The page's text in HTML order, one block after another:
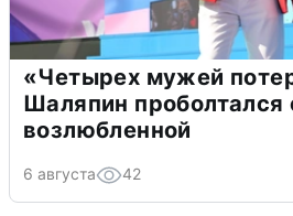
«Четырех мужей
Шаляпин проболтался
возлюбленной
6 августа 42